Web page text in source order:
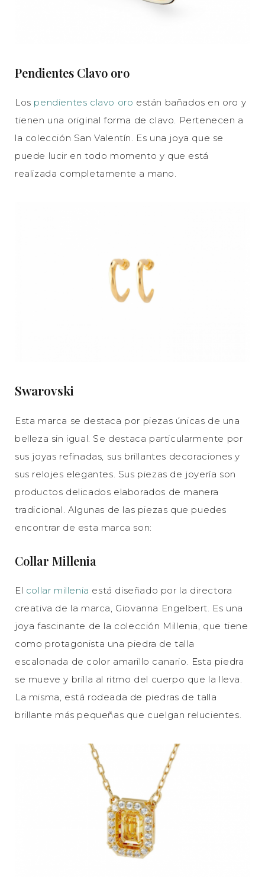
Pendientes Clavo oro
Los pendientes clavo oro están bañados en oro y
tienen una original forma de clavo. Pertenecen a
la colección San Valentín. Es una joya que se
puede lucir en todo momento y que está
realizada completamente a mano.
Swarovski
Esta marca se destaca por piezas únicas de una
belleza sin igual. Se destaca particularmente por
sus joyas refinadas, sus brillantes decoraciones y
sus relojes elegantes. Sus piezas de joyería son
productos delicados elaborados de manera
tradicional. Algunas de las piezas que puedes
encontrar de esta marca son:
Collar Millenia
El collar millenia está diseñado por la directora
creativa de la marca, Giovanna Engelbert. Es una
joya fascinante de la colección Millenia, que tiene
como protagonista una piedra de talla
escalonada de color amarillo canario. Esta piedra
se mueve y brilla al ritmo del cuerpo que la lleva.
La misma, está rodeada de piedras de talla
brillante más pequeñas que cuelgan relucientes.